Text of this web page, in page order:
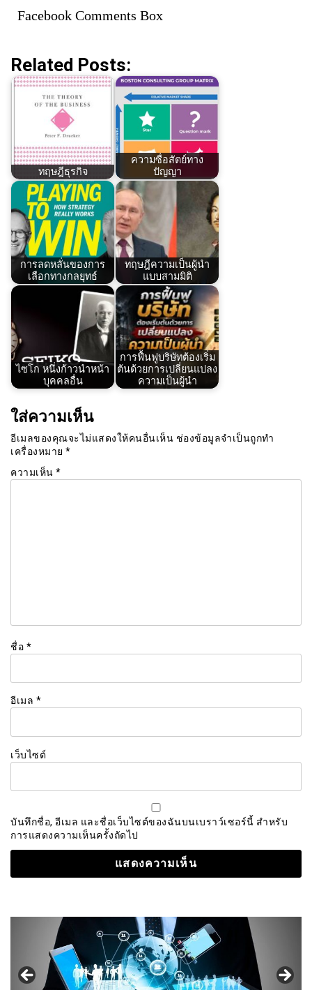
Facebook Comments Box
Related Posts:
ทฤษฎีธุรกิจ
ความซื่อสัตย์ทาง
ปัญญา
การลดหลั่นของการ
เลือกทางกลยุทธ์
ทฤษฎีความเป็นผู้นำ
แบบสามมิติ
ไซโก หนึ่งก้าวนำหน้า
บุคคลอื่น
การฟื้นฟูบริษัทต้องเริ่ม
ต้นด้วยการเปลี่ยนแปลง
ความเป็นผู้นำ
ใส่ความเห็น
อีเมลของคุณจะไม่แสดงให้คนอื่นเห็น ช่องข้อมูลจำเป็นถูกทำ
เครื่องหมาย *
ความเห็น *
ชื่อ *
อีเมล *
เว็บไซต์
บันทึกชื่อ, อีเมล และชื่อเว็บไซต์ของฉันบนเบราว์เซอร์นี้ สำหรับ
การแสดงความเห็นครั้งถัดไป